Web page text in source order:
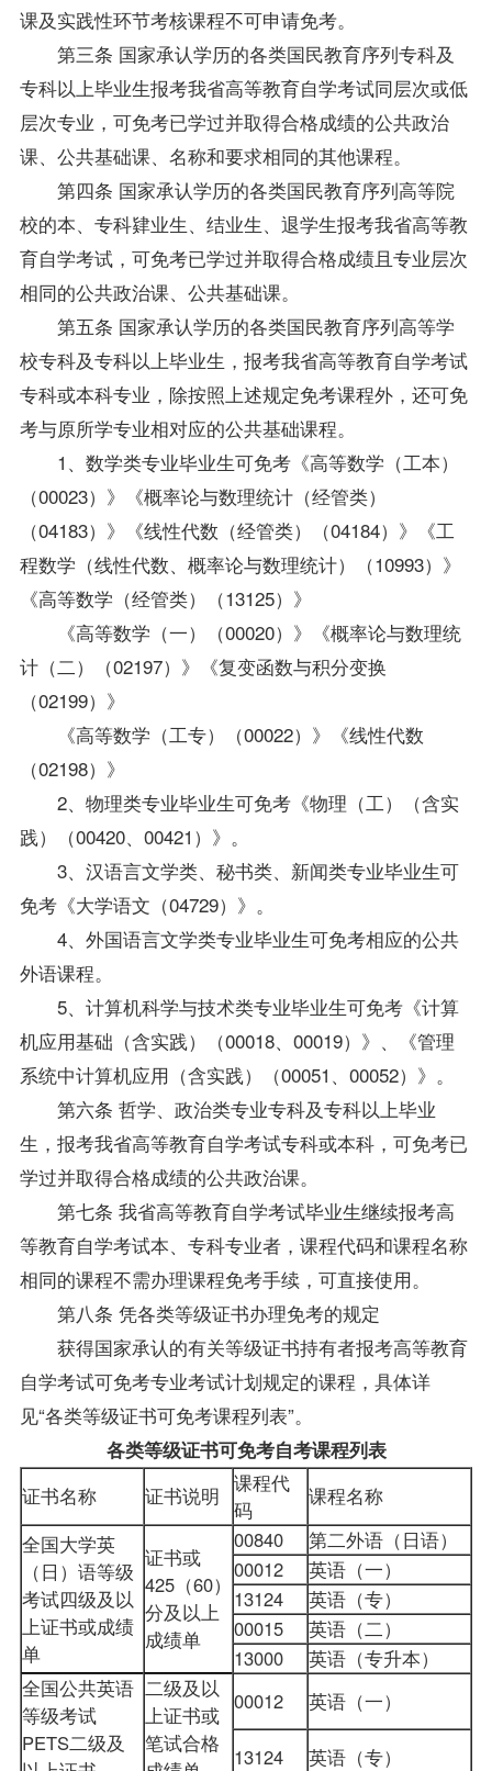
课及实践性环节考核课程不可申请免考。
第三条 国家承认学历的各类国民教育序列专科及
专科以上毕业生报考我省高等教育自学考试同层次或低
层次专业，可免考已学过并取得合格成绩的公共政治
课、公共基础课、名称和要求相同的其他课程。
第四条 国家承认学历的各类国民教育序列高等院
校的本、专科肄业生、结业生、退学生报考我省高等教
育自学考试，可免考已学过并取得合格成绩且专业层次
相同的公共政治课、公共基础课。
第五条 国家承认学历的各类国民教育序列高等学
校专科及专科以上毕业生，报考我省高等教育自学考试
专科或本科专业，除按照上述规定免考课程外，还可免
考与原所学专业相对应的公共基础课程。
1、数学类专业毕业生可免考《高等数学（工本）
（00023）》《概率论与数理统计（经管类）
（04183）》《线性代数（经管类）（04184）》《工
程数学（线性代数、概率论与数理统计）（10993）》
《高等数学（经管类）（13125）》
《高等数学（一）（00020）》《概率论与数理统
计（二）（02197）》《复变函数与积分变换
（02199）》
《高等数学（工专）（00022）》《线性代数
（02198）》
2、物理类专业毕业生可免考《物理（工）（含实
践）（00420、00421）》。
3、汉语言文学类、秘书类、新闻类专业毕业生可
免考《大学语文（04729）》。
4、外国语言文学类专业毕业生可免考相应的公共
外语课程。
5、计算机科学与技术类专业毕业生可免考《计算
机应用基础（含实践）（00018、00019）》、《管理
系统中计算机应用（含实践）（00051、00052）》。
第六条 哲学、政治类专业专科及专科以上毕业
生，报考我省高等教育自学考试专科或本科，可免考已
学过并取得合格成绩的公共政治课。
第七条 我省高等教育自学考试毕业生继续报考高
等教育自学考试本、专科专业者，课程代码和课程名称
相同的课程不需办理课程免考手续，可直接使用。
第八条 凭各类等级证书办理免考的规定
获得国家承认的有关等级证书持有者报考高等教育
自学考试可免考专业考试计划规定的课程，具体详
见“各类等级证书可免考课程列表”。
各类等级证书可免考自考课程列表
证书名称
证书说明 课程代
码
课程名称
全国大学英
（日）语等级
考试四级及以
上证书或成绩
单
证书或
425（60）
分及以上
成绩单
00840
第二外语（日语）
00012
英语（一）
13124
英语（专）
00015
英语（二）
13000
英语（专升本）
全国公共英语
等级考试
PETS二级及
二级及以
上证书或
笔试合格
00012 英语（一）
13124 英语（专）